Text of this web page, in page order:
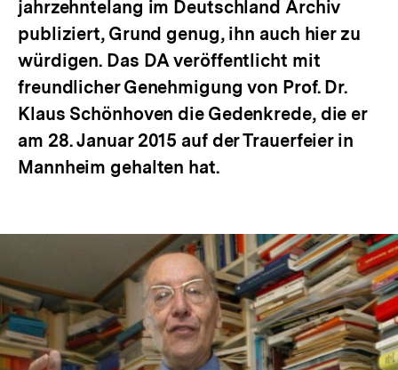
jahrzehntelang im Deutschland Archiv
publiziert, Grund genug, ihn auch hier zu
würdigen. Das DA veröffentlicht mit
freundlicher Genehmigung von Prof. Dr.
Klaus Schönhoven die Gedenkrede, die er
am 28. Januar 2015 auf der Trauerfeier in
Mannheim gehalten hat.